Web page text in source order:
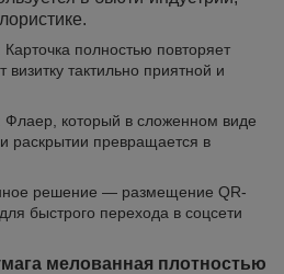
Карточка полностью повторяет
тактильно приятной и
Флаер, который в сложенном виде
раскрытии превращается в
решение — размещение QR-
быстрого перехода в соцсети
мелованная плотностью